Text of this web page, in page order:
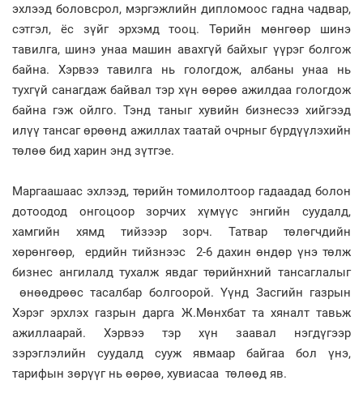
эхлээд боловсрол, мэргэжлийн дипломоос гадна чадвар,
сэтгэл, ёс зүйг эрхэмд тооц. Төрийн мөнгөөр шинэ
тавилга, шинэ унаа машин авахгүй байхыг үүрэг болгож
байна. Хэрвээ тавилга нь гологдож, албаны унаа нь
тухгүй санагдаж байвал тэр хүн өөрөө ажилдаа гологдож
байна гэж ойлго. Тэнд таныг хувийн бизнесээ хийгээд
илүү тансаг өрөөнд ажиллах таатай очрныг бүрдүүлэхийн
төлөө бид харин энд зүтгэе.
Маргаашаас эхлээд, төрийн томилолтоор гадаадад болон
дотоодод онгоцоор зорчих хүмүүс энгийн суудалд,
хамгийн хямд тийзээр зорч. Татвар төлөгчдийн
хөрөнгөөр, ердийн тийзнээс 2-6 дахин өндөр үнэ төлж
бизнес ангилалд тухалж явдаг төрийнхний тансаглалыг
өнөөдрөөс тасалбар болгоорой. Үүнд Засгийн газрын
Хэрэг эрхлэх газрын дарга Ж.Мөнхбат та хяналт тавьж
ажиллаарай. Хэрвээ тэр хүн заавал нэгдүгээр
зэрэглэлийн суудалд сууж явмаар байгаа бол үнэ,
тарифын зөрүүг нь өөрөө, хувиасаа төлөөд яв.